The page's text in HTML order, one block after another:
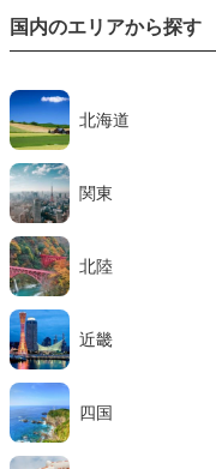
国内のエリアから探す
北海道
関東
北陸
近畿
四国